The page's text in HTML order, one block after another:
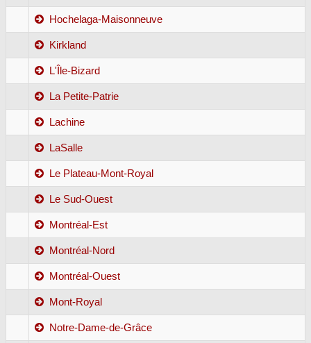
Hochelaga-Maisonneuve
Kirkland
L'Île-Bizard
La Petite-Patrie
Lachine
LaSalle
Le Plateau-Mont-Royal
Le Sud-Ouest
Montréal-Est
Montréal-Nord
Montréal-Ouest
Mont-Royal
Notre-Dame-de-Grâce